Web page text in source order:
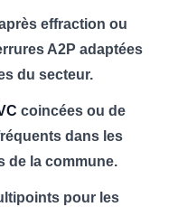
effraction ou
A2P adaptées
du secteur.
coincées ou de
dans les
de la commune.
pour les